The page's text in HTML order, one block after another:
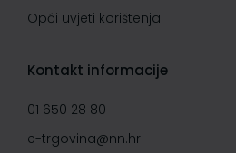
Opći uvjeti korištenja
Kontakt informacije
01 650 28 80
e-trgovina@nn.hr